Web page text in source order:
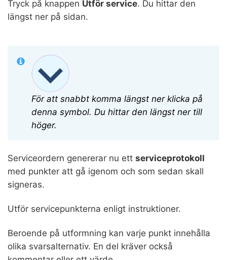
Tryck på knappen Utför service. Du hittar den
längst ner på sidan.
För att snabbt komma längst ner klicka på
denna symbol. Du hittar den längst ner till
höger.
Serviceordern genererar nu ett serviceprotokoll
med punkter att gå igenom och som sedan skall
signeras.
Utför servicepunkterna enligt instruktioner.
Beroende på utformning kan varje punkt innehålla
olika svarsalternativ. En del kräver också